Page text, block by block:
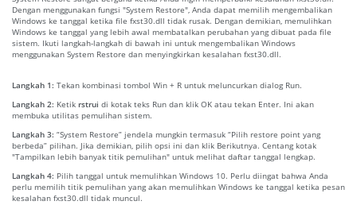
Dengan menggunakan fungsi "System Restore", Anda dapat memilih mengembalikan
Windows ke tanggal ketika file fxst30.dll tidak rusak. Dengan demikian, memulihkan
Windows ke tanggal yang lebih awal membatalkan perubahan yang dibuat pada file
sistem. Ikuti langkah-langkah di bawah ini untuk mengembalikan Windows
menggunakan System Restore dan menyingkirkan kesalahan fxst30.dll.
Langkah 1: Tekan kombinasi tombol Win + R untuk meluncurkan dialog Run.
Langkah 2: Ketik rstrui di kotak teks Run dan klik OK atau tekan Enter. Ini akan
membuka utilitas pemulihan sistem.
Langkah 3: “System Restore” jendela mungkin termasuk “Pilih restore point yang
berbeda” pilihan. Jika demikian, pilih opsi ini dan klik Berikutnya. Centang kotak
"Tampilkan lebih banyak titik pemulihan" untuk melihat daftar tanggal lengkap.
Langkah 4: Pilih tanggal untuk memulihkan Windows 10. Perlu diingat bahwa Anda
perlu memilih titik pemulihan yang akan memulihkan Windows ke tanggal ketika pesan
kesalahan fxst30.dll tidak muncul.